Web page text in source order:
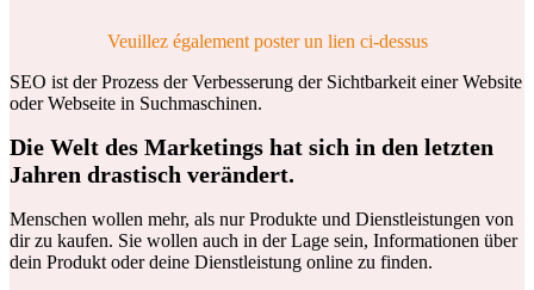
Veuillez également poster un lien ci-dessus
SEO ist der Prozess der Verbesserung der Sichtbarkeit einer Website
oder Webseite in Suchmaschinen.
Die Welt des Marketings hat sich in den letzten
Jahren drastisch verändert.
Menschen wollen mehr, als nur Produkte und Dienstleistungen von
dir zu kaufen. Sie wollen auch in der Lage sein, Informationen über
dein Produkt oder deine Dienstleistung online zu finden.